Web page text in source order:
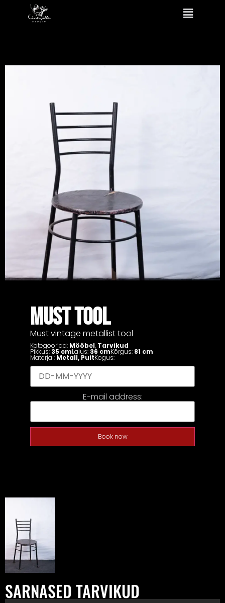
MUST TOOL
Must vintage metallist tool
Kategooriad: Mööbel, Tarvikud
Pikkus: 35 cmLaius: 36 cmKõrgus: 81 cm
Materjal: Metall, PuitKogus:
E-mail address:
Book now
SARNASED TARVIKUD